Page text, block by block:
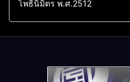
โพธิ์นิมิตร พ.ศ.2512